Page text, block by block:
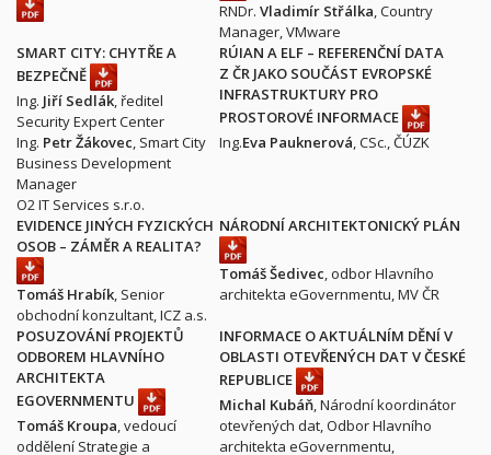
RNDr. Vladimír Střálka, Country
Manager, VMware
SMART CITY: CHYTŘE A
BEZPEČNĚ
Ing. Jiří Sedlák, ředitel
Security Expert Center
Ing. Petr Žákovec, Smart City
Business Development
Manager
O2 IT Services s.r.o.
RÚIAN A ELF – REFERENČNÍ DATA
Z ČR JAKO SOUČÁST EVROPSKÉ
INFRASTRUKTURY PRO
PROSTOROVÉ INFORMACE
Ing.Eva Pauknerová, CSc., ČÚZK
EVIDENCE JINÝCH FYZICKÝCH
OSOB – ZÁMĚR A REALITA?
Tomáš Hrabík, Senior
obchodní konzultant, ICZ a.s.
NÁRODNÍ ARCHITEKTONICKÝ PLÁN
Tomáš Šedivec, odbor Hlavního
architekta eGovernmentu, MV ČR
POSUZOVÁNÍ PROJEKTŮ
ODBOREM HLAVNÍHO
ARCHITEKTA
EGOVERNMENTU
Tomáš Kroupa, vedoucí
oddělení Strategie a
INFORMACE O AKTUÁLNÍM DĚNÍ V
OBLASTI OTEVŘENÝCH DAT V ČESKÉ
REPUBLICE
Michal Kubáň, Národní koordinátor
otevřených dat, Odbor Hlavního
architekta eGovernmentu,